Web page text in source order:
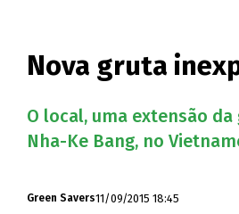
Nova gruta
O local, uma extensão
Nha-Ke Bang, no
Green Savers11/09/2015 18:45